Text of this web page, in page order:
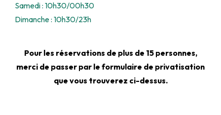
Samedi : 10h30/00h30
Dimanche : 10h30/23h
Pour les réservations de plus de 15 personnes,
merci de passer par le formulaire de privatisation
que vous trouverez ci-dessus.